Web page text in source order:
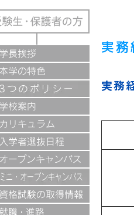
実
実務